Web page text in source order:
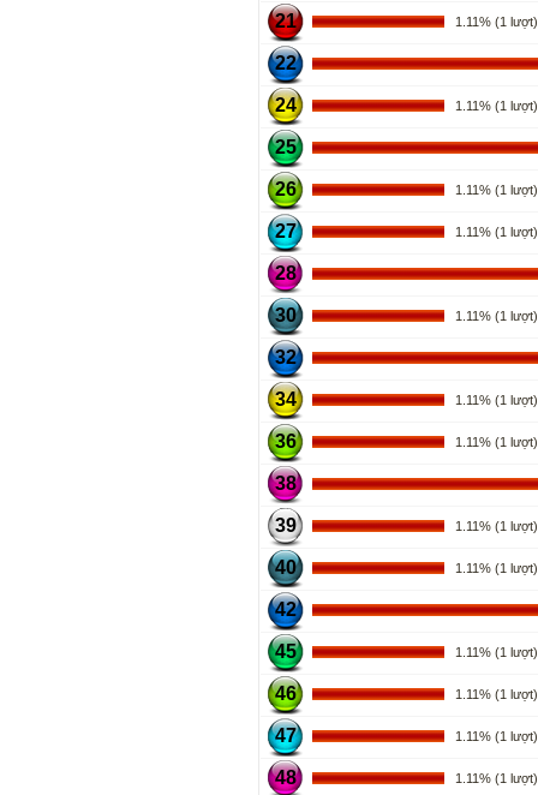
21 1.11% (1 lượt)
22
24 1.11% (1 lượt)
25
26 1.11% (1 lượt)
27 1.11% (1 lượt)
28
30 1.11% (1 lượt)
32
34 1.11% (1 lượt)
36 1.11% (1 lượt)
38
39 1.11% (1 lượt)
40 1.11% (1 lượt)
42
45 1.11% (1 lượt)
46 1.11% (1 lượt)
47 1.11% (1 lượt)
48 1.11% (1 lượt)